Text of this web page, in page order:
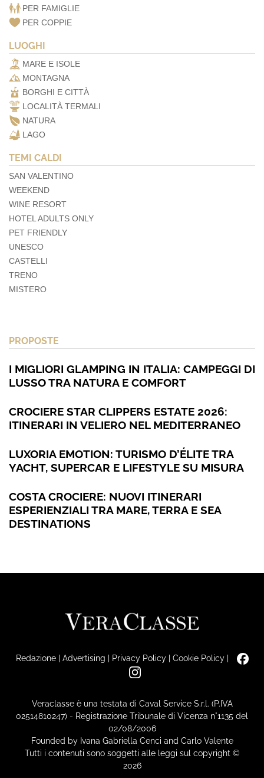
PER FAMIGLIE
PER COPPIE
LUOGHI
MARE E ISOLE
MONTAGNA
BORGHI E CITTÀ
LOCALITÀ TERMALI
NATURA
LAGO
TEMI CALDI
SAN VALENTINO
WEEKEND
WINE RESORT
HOTEL ADULTS ONLY
PET FRIENDLY
UNESCO
CASTELLI
TRENO
MISTERO
PROPOSTE
I MIGLIORI GLAMPING IN ITALIA: CAMPEGGI DI
LUSSO TRA NATURA E COMFORT
CROCIERE STAR CLIPPERS ESTATE 2026:
ITINERARI IN VELIERO NEL MEDITERRANEO
LUXORIA EMOTION: TURISMO D’ÉLITE TRA
YACHT, SUPERCAR E LIFESTYLE SU MISURA
COSTA CROCIERE: NUOVI ITINERARI
ESPERIENZIALI TRA MARE, TERRA E SEA
DESTINATIONS
Redazione| Advertising | Privacy Policy| Cookie Policy|
Veraclasse è una testata di Caval Service S.r.l. (P.IVA
02514810247) - Registrazione Tribunale di Vicenza n°1135 del
02/08/2006
Founded by Ivana Gabriella Cenci and Carlo Valente
Tutti i contenuti sono soggetti alle leggi sul copyright ©
2026